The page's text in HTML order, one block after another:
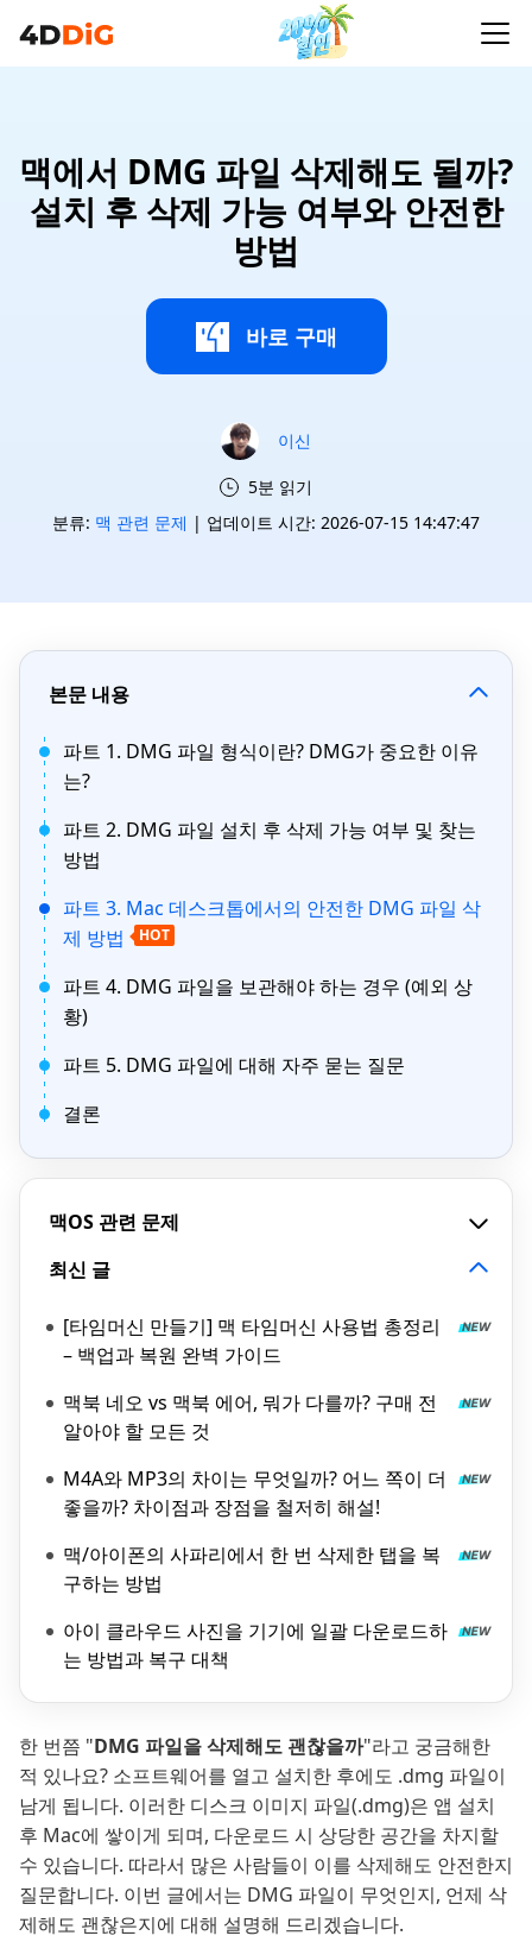
맥에서 DMG 파일 삭제해도 될까?
설치 후 삭제 가능 여부와 안전한
방법
바로 구매
이신
5분 읽기
분류: 맥 관련 문제 | 업데이트 시간: 2026-07-15 14:47:47
본문 내용
파트 1. DMG 파일 형식이란? DMG가 중요한 이유
는?
파트 2. DMG 파일 설치 후 삭제 가능 여부 및 찾는
방법
파트 3. Mac 데스크톱에서의 안전한 DMG 파일 삭
제 방법
HOT
파트 4. DMG 파일을 보관해야 하는 경우 (예외 상
황)
파트 5. DMG 파일에 대해 자주 묻는 질문
결론
맥OS 관련 문제
최신 글
[타임머신 만들기] 맥 타임머신 사용법 총정리
– 백업과 복원 완벽 가이드
맥북 네오 vs 맥북 에어, 뭐가 다를까? 구매 전
알아야 할 모든 것
M4A와 MP3의 차이는 무엇일까? 어느 쪽이 더
좋을까? 차이점과 장점을 철저히 해설!
맥/아이폰의 사파리에서 한 번 삭제한 탭을 복
구하는 방법
아이 클라우드 사진을 기기에 일괄 다운로드하
는 방법과 복구 대책
한 번쯤 "DMG 파일을 삭제해도 괜찮을까"라고 궁금해한
적 있나요? 소프트웨어를 열고 설치한 후에도 .dmg 파일이
남게 됩니다. 이러한 디스크 이미지 파일(.dmg)은 앱 설치
후 Mac에 쌓이게 되며, 다운로드 시 상당한 공간을 차지할
수 있습니다. 따라서 많은 사람들이 이를 삭제해도 안전한지
질문합니다. 이번 글에서는 DMG 파일이 무엇인지, 언제 삭
제해도 괜찮은지에 대해 설명해 드리겠습니다.